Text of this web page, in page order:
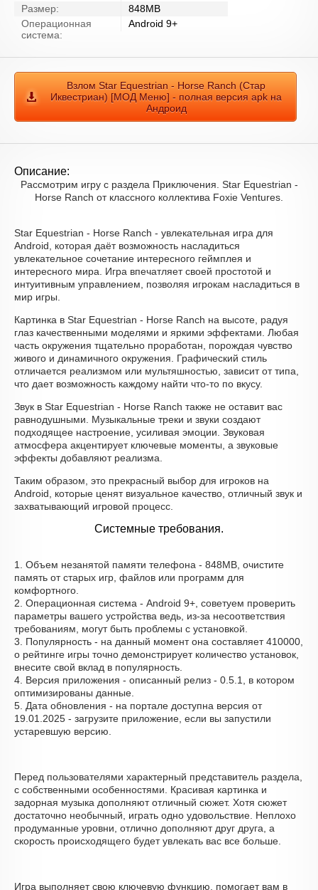
Размер:
848MB
Операционная
система:
Android 9+
Взлом Star Equestrian - Horse Ranch (Стар
Иквестриан) [МОД Меню] - полная версия apk на
Андроид
Описание:
Рассмотрим игру с раздела Приключения. Star Equestrian -
Horse Ranch от классного коллектива Foxie Ventures.
Star Equestrian - Horse Ranch - увлекательная игра для
Android, которая даёт возможность насладиться
увлекательное сочетание интересного геймплея и
интересного мира. Игра впечатляет своей простотой и
интуитивным управлением, позволяя игрокам насладиться в
мир игры.
Картинка в Star Equestrian - Horse Ranch на высоте, радуя
глаз качественными моделями и яркими эффектами. Любая
часть окружения тщательно проработан, порождая чувство
живого и динамичного окружения. Графический стиль
отличается реализмом или мультяшностью, зависит от типа,
что дает возможность каждому найти что-то по вкусу.
Звук в Star Equestrian - Horse Ranch также не оставит вас
равнодушными. Музыкальные треки и звуки создают
подходящее настроение, усиливая эмоции. Звуковая
атмосфера акцентирует ключевые моменты, а звуковые
эффекты добавляют реализма.
Таким образом, это прекрасный выбор для игроков на
Android, которые ценят визуальное качество, отличный звук и
захватывающий игровой процесс.
Системные требования.
1. Объем незанятой памяти телефона - 848MB, очистите
память от старых игр, файлов или программ для
комфортного.
2. Операционная система - Android 9+, советуем проверить
параметры вашего устройства ведь, из-за несоответствия
требованиям, могут быть проблемы с установкой.
3. Популярность - на данный момент она составляет 410000,
о рейтинге игры точно демонстрирует количество установок,
внесите свой вклад в популярность.
4. Версия приложения - описанный релиз - 0.5.1, в котором
оптимизированы данные.
5. Дата обновления - на портале доступна версия от
19.01.2025 - загрузите приложение, если вы запустили
устаревшую версию.
Перед пользователями характерный представитель раздела,
с собственными особенностями. Красивая картинка и
задорная музыка дополняют отличный сюжет. Хотя сюжет
достаточно необычный, играть одно удовольствие. Неплохо
продуманные уровни, отлично дополняют друг друга, а
скорость происходящего будет увлекать вас все больше.
Игра выполняет свою ключевую функцию, помогает вам в